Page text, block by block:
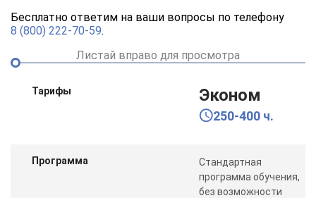
Бесплатно ответим на ваши вопросы по телефону
8 (800) 222-70-59.
Листай вправо для просмотра
Тарифы Эконом
250-400 ч.
Программа
Стандартная
программа обучения,
без возможности